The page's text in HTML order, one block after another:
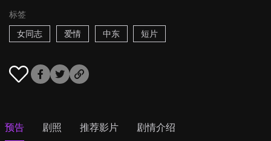
标签
女同志
爱情 中东 短片
预告 剧照 推荐影片 剧情介绍